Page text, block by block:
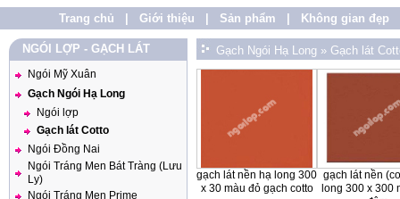
Trang chủ Giới thiệu Sản phẩm Không gian đẹp
NGÓI LỢP - GẠCH LÁT
Ngói Mỹ Xuân
Gạch Ngói Hạ Long
Ngói lợp
Gạch lát Cotto
Ngói Đồng Nai
Ngói Tráng Men Bát Tràng (Lưu
Ly)
Ngói Tráng Men Prime
Gạch Ngói Hạ Long » Gạch lát
gạch lát nền hạ long 300
x 30 màu đỏ gạch cotto
gạch lát nền
long 300 x 300